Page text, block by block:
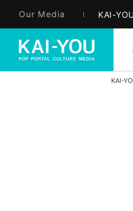
Our Media KAI-
KAI-